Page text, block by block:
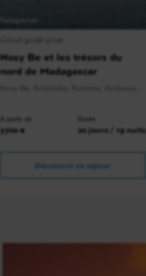
Nosy Be et les trésors du
nord de Madagascar
À partir de
3700 €
Durée
20 jours / 19 nuits
Découvrir ce séjour